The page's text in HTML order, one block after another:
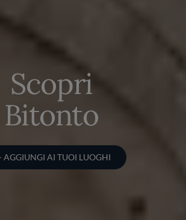
Scopri
Bitonto
AGGIUNGI AI TUOI LUOGHI